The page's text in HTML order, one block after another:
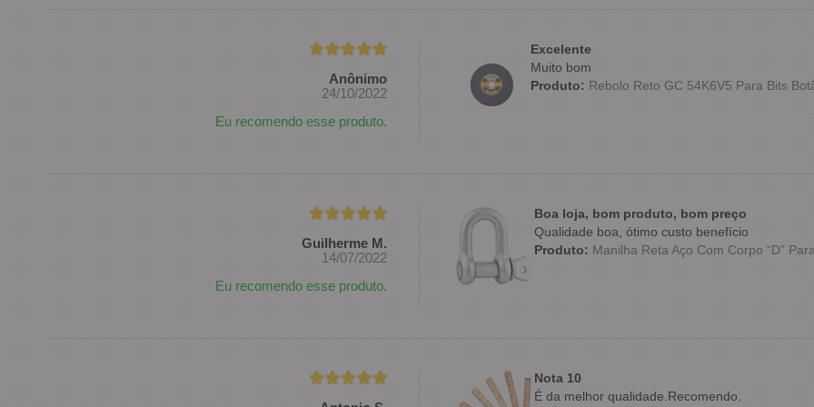
Anônimo
24/10/2022
Eu recomendo esse produto.
Excelente
Muito bom
Produto:Rebolo Reto GC 54K6V5 Para Bits
Guilherme M.
14/07/2022
Eu recomendo esse produto.
Boa loja, bom produto, bom preço
Qualidade boa, ótimo custo benefício
Produto:Manilha Reta Aço Com Corpo “D”
Nota 10
É da melhor qualidade.Recomendo.